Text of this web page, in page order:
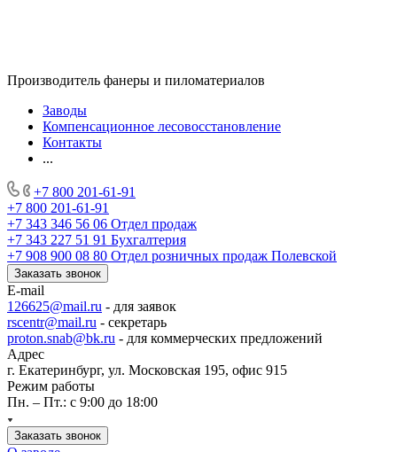
Производитель фанеры и пиломатериалов
Заводы
Компенсационное лесовосстановление
Контакты
...
+7 800 201-61-91
+7 800 201-61-91
+7 343 346 56 06 Отдел продаж
+7 343 227 51 91 Бухгалтерия
+7 908 900 08 80 Отдел розничных продаж Полевской
Заказать звонок
E-mail
126625@mail.ru - для заявок
rscentr@mail.ru - секретарь
proton.snab@bk.ru - для коммерческих предложений
Адрес
г. Екатеринбург, ул. Московская 195, офис 915
Режим работы
Пн. – Пт.: с 9:00 до 18:00
Заказать звонок